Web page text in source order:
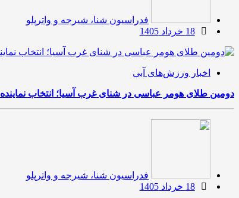
فدراسیون شنا، شیرجه و واترپلو
18 خرداد 1405
اخبار ورزش‌های آبی
دومین طلای هومر عباسی در شنای غرب آسیا؛ انتخاب نماینده
فدراسیون شنا، شیرجه و واترپلو
18 خرداد 1405